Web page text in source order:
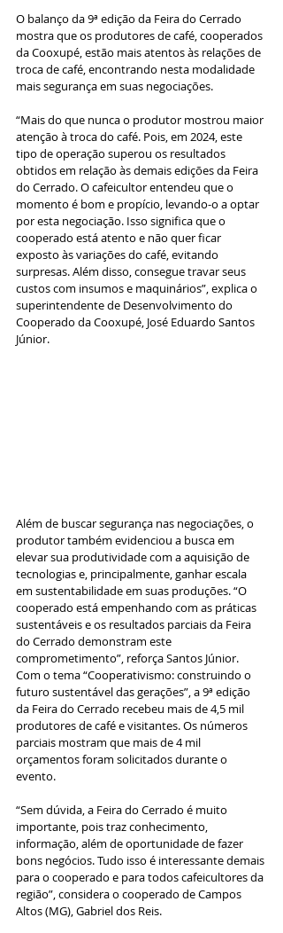
O balanço da 9ª edição da Feira do Cerrado
mostra que os produtores de café, cooperados
da Cooxupé, estão mais atentos às relações de
troca de café, encontrando nesta modalidade
mais segurança em suas negociações.
“Mais do que nunca o produtor mostrou maior
atenção à troca do café. Pois, em 2024, este
tipo de operação superou os resultados
obtidos em relação às demais edições da Feira
do Cerrado. O cafeicultor entendeu que o
momento é bom e propício, levando-o a optar
por esta negociação. Isso significa que o
cooperado está atento e não quer ficar
exposto às variações do café, evitando
surpresas. Além disso, consegue travar seus
custos com insumos e maquinários”, explica o
superintendente de Desenvolvimento do
Cooperado da Cooxupé, José Eduardo Santos
Júnior.
Além de buscar segurança nas negociações, o
produtor também evidenciou a busca em
elevar sua produtividade com a aquisição de
tecnologias e, principalmente, ganhar escala
em sustentabilidade em suas produções. “O
cooperado está empenhando com as práticas
sustentáveis e os resultados parciais da Feira
do Cerrado demonstram este
comprometimento”, reforça Santos Júnior.
Com o tema “Cooperativismo: construindo o
futuro sustentável das gerações”, a 9ª edição
da Feira do Cerrado recebeu mais de 4,5 mil
produtores de café e visitantes. Os números
parciais mostram que mais de 4 mil
orçamentos foram solicitados durante o
evento.
“Sem dúvida, a Feira do Cerrado é muito
importante, pois traz conhecimento,
informação, além de oportunidade de fazer
bons negócios. Tudo isso é interessante demais
para o cooperado e para todos cafeicultores da
região”, considera o cooperado de Campos
Altos (MG), Gabriel dos Reis.